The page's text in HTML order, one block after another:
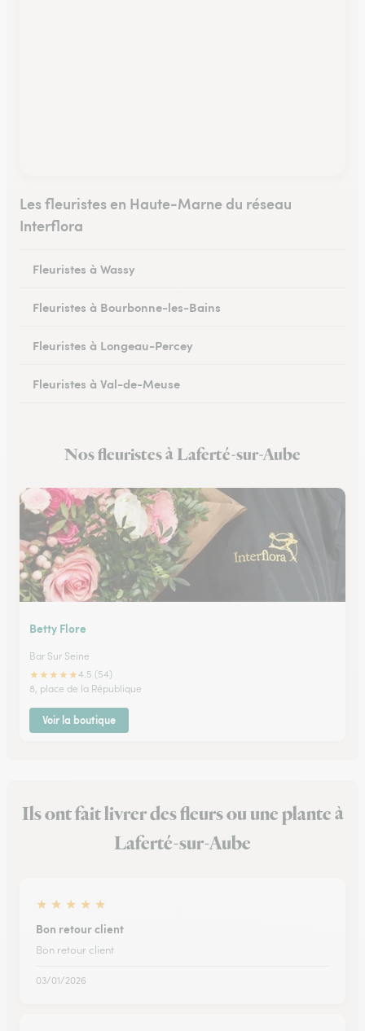
Les fleuristes en Haute-Marne du réseau
Interflora
Fleuristes à Wassy
Fleuristes à Bourbonne-les-Bains
Fleuristes à Longeau-Percey
Fleuristes à Val-de-Meuse
Nos fleuristes à Laferté-sur-Aube
Betty Flore
Bar Sur Seine
★★★★★4.5 (54)
8, place de la République
Voir la boutique
Ils ont fait livrer des fleurs ou une plante à
Laferté-sur-Aube
★ ★ ★ ★ ★
Bon retour client
Bon retour client
03/01/2026